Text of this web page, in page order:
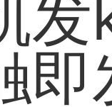
即